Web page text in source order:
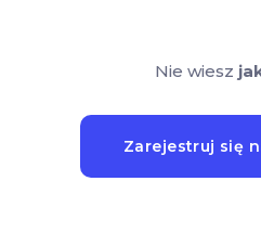
Nie wiesz
Zarejestruj się